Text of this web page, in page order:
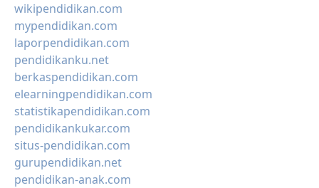
wikipendidikan.com
mypendidikan.com
laporpendidikan.com
pendidikanku.net
berkaspendidikan.com
elearningpendidikan.com
statistikapendidikan.com
pendidikankukar.com
situs-pendidikan.com
gurupendidikan.net
pendidikan-anak.com